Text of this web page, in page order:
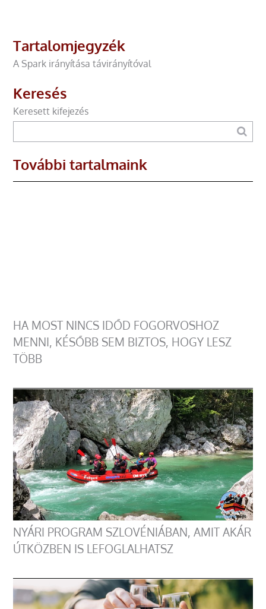
Tartalomjegyzék
A Spark irányítása távirányítóval
Keresés
Keresett kifejezés
További tartalmaink
HA MOST NINCS IDŐD FOGORVOSHOZ
MENNI, KÉSŐBB SEM BIZTOS, HOGY LESZ
TÖBB
NYÁRI PROGRAM SZLOVÉNIÁBAN, AMIT AKÁR
ÚTKÖZBEN IS LEFOGLALHATSZ